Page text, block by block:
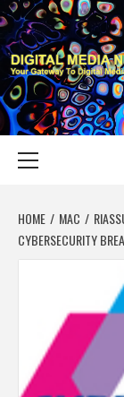
Skip
to
content
YOUR GATEWAY TO
HOME MAC
CYBERSECURITY